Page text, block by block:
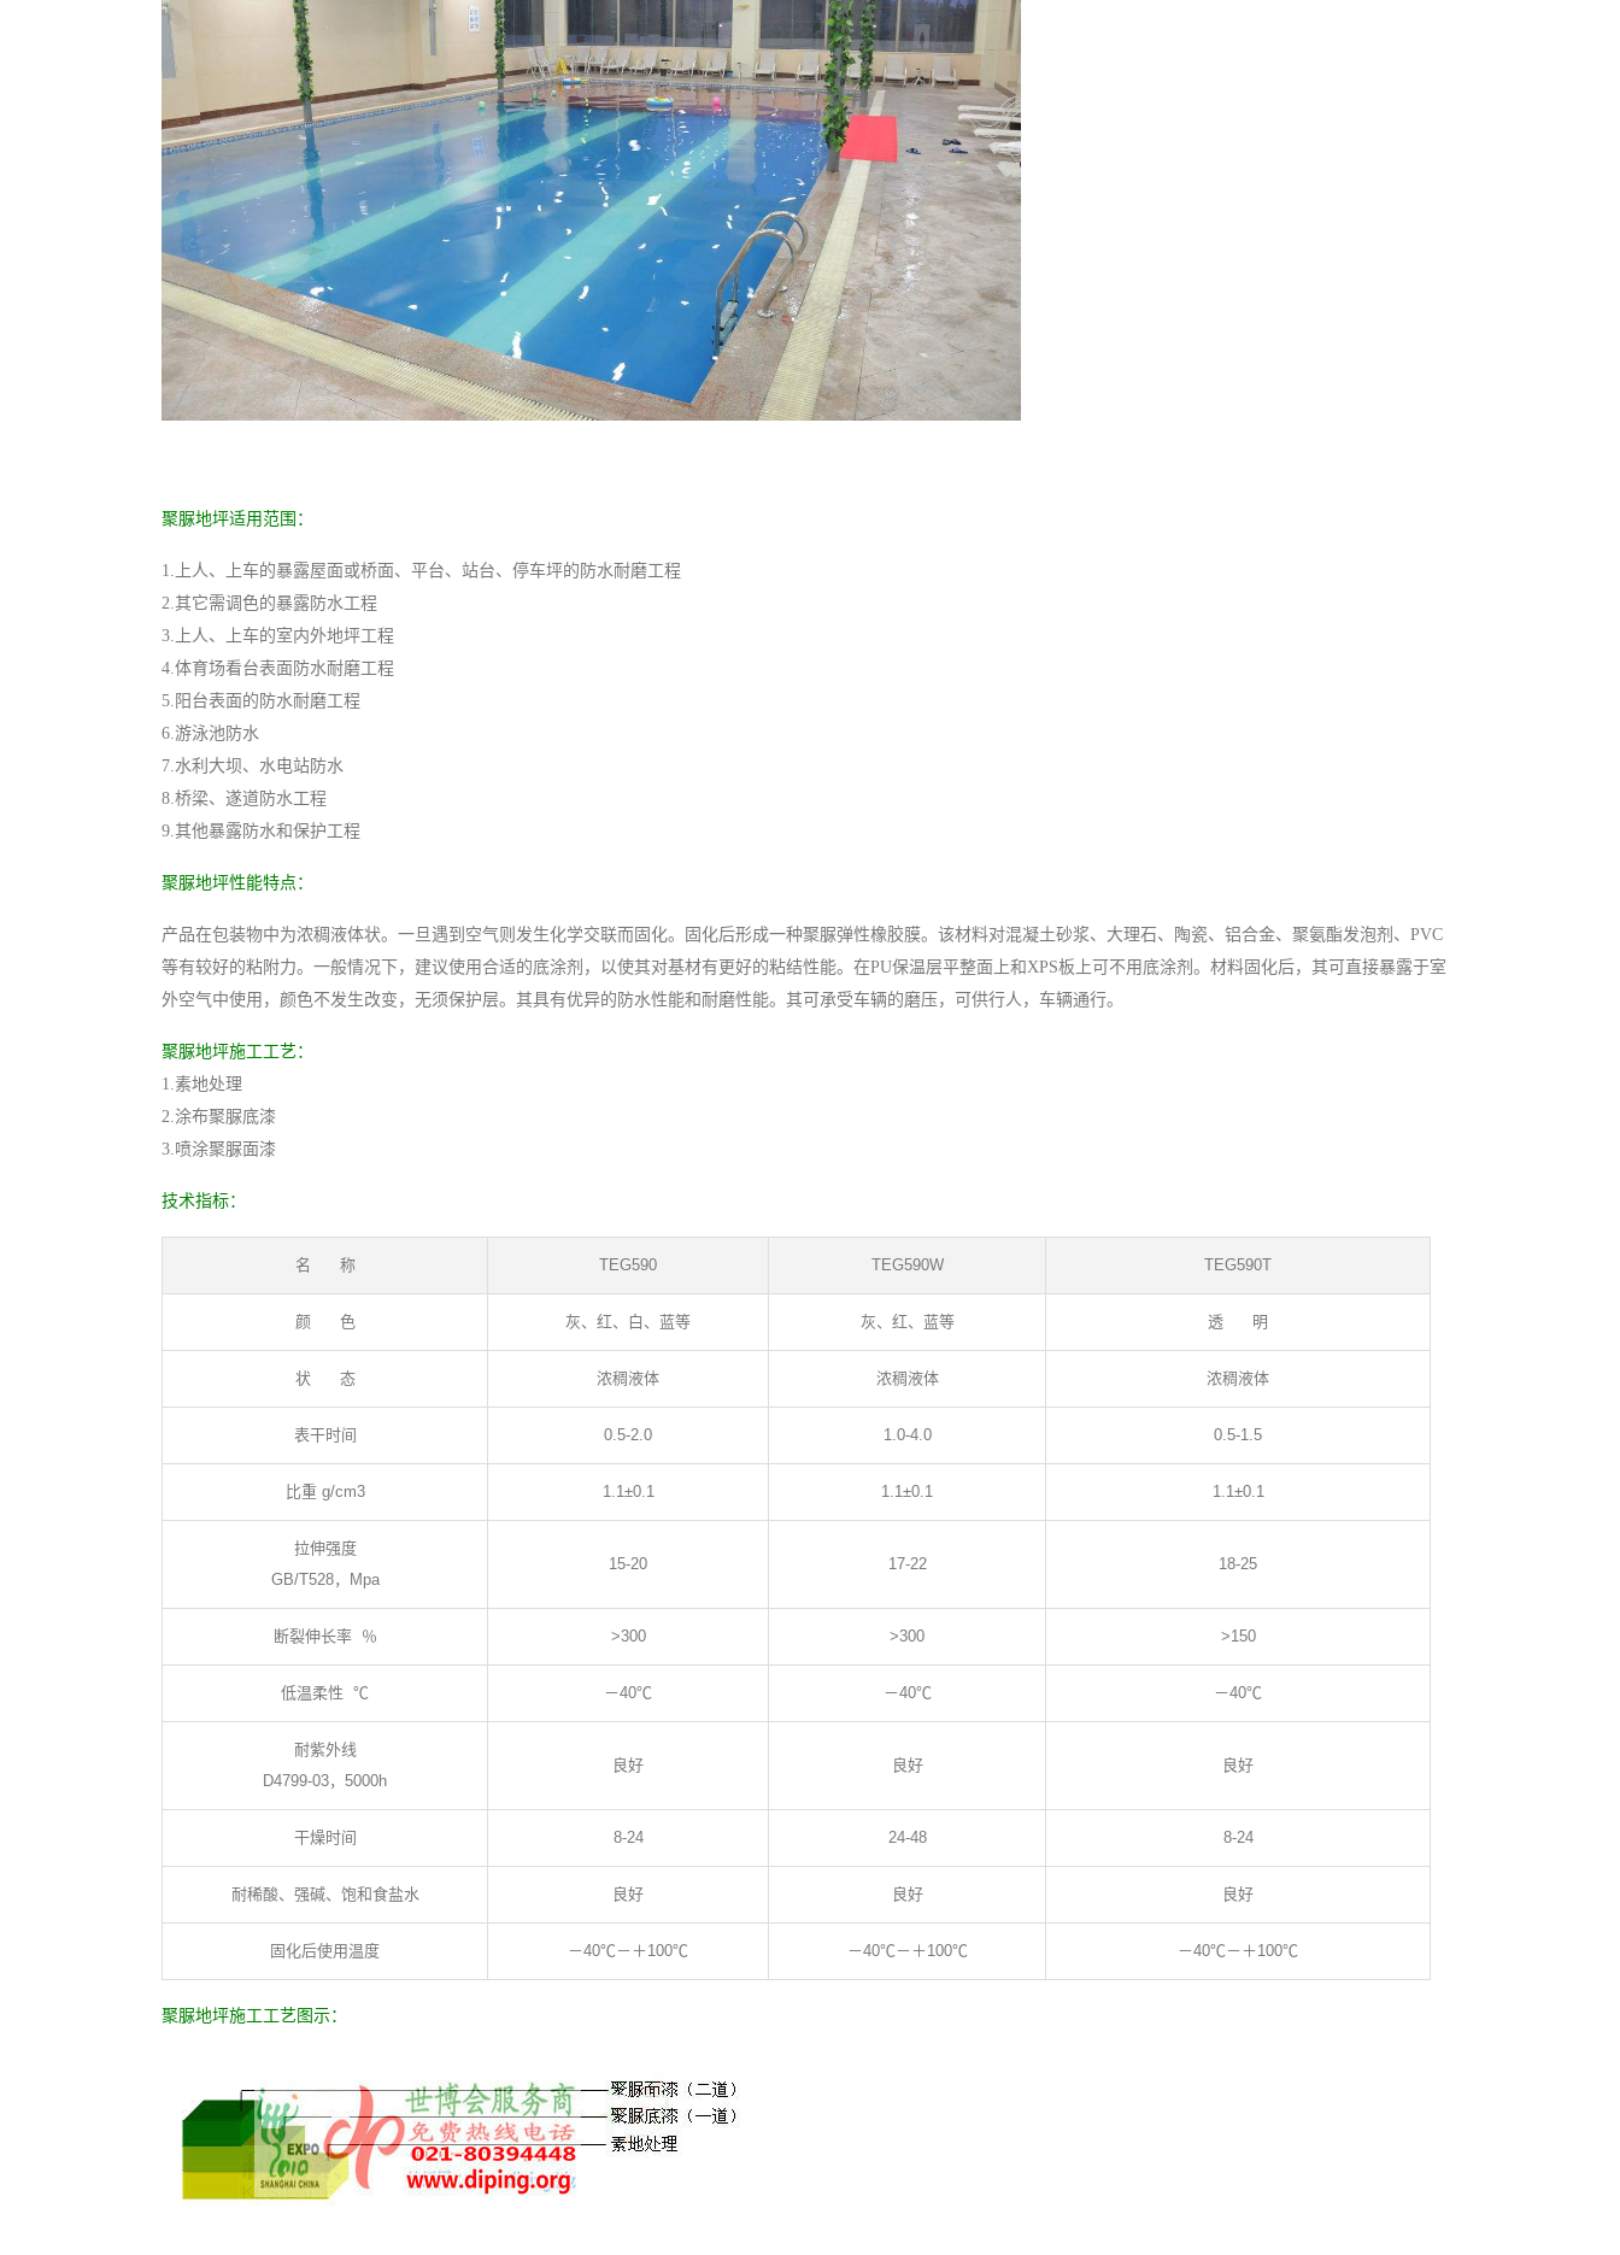
聚脲地坪适用范围：
1.上人、上车的暴露屋面或桥面、平台、站台、停车坪的防水耐磨工程
2.其它需调色的暴露防水工程
3.上人、上车的室内外地坪工程
4.体育场看台表面防水耐磨工程
5.阳台表面的防水耐磨工程
6.游泳池防水
7.水利大坝、水电站防水
8.桥梁、遂道防水工程
9.其他暴露防水和保护工程
聚脲地坪性能特点：
产品在包装物中为浓稠液体状。一旦遇到空气则发生化学交联而固化。固化后形成一种聚脲弹性橡胶膜。该材料对混凝土砂浆、大理石、陶瓷、铝合金、聚氨酯发泡剂、PVC
等有较好的粘附力。一般情况下，建议使用合适的底涂剂，以使其对基材有更好的粘结性能。在PU保温层平整面上和XPS板上可不用底涂剂。材料固化后，其可直接暴露于室
外空气中使用，颜色不发生改变，无须保护层。其具有优异的防水性能和耐磨性能。其可承受车辆的磨压，可供行人，车辆通行。
聚脲地坪施工工艺：
1.素地处理
2.涂布聚脲底漆
3.喷涂聚脲面漆
技术指标：
名 称 TEG590 TEG590W TEG590T
颜 色 灰、红、白、蓝等 灰、红、蓝等 透 明
状 态 浓稠液体 浓稠液体 浓稠液体
表干时间 0.5-2.0 1.0-4.0 0.5-1.5
比重 g/cm3 1.1±0.1 1.1±0.1 1.1±0.1
拉伸强度
GB/T528，Mpa
15-20 17-22 18-25
断裂伸长率 ％ >300 >300 >150
低温柔性 ℃ －40℃ －40℃ －40℃
耐紫外线
D4799-03，5000h
良好 良好 良好
干燥时间 8-24 24-48 8-24
耐稀酸、强碱、饱和食盐水 良好 良好 良好
固化后使用温度 －40℃－＋100℃ －40℃－＋100℃ －40℃－＋100℃
聚脲地坪施工工艺图示：